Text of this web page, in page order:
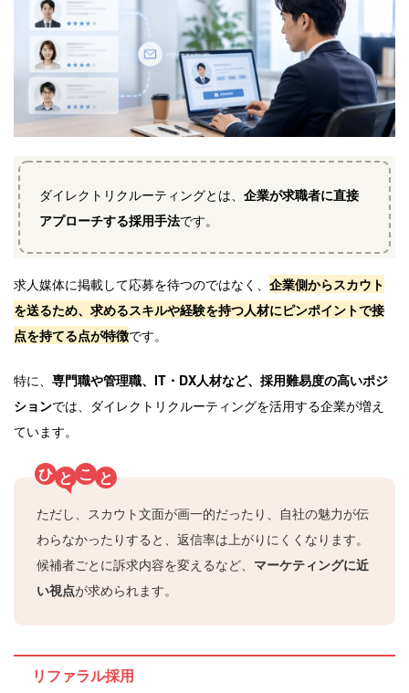
ダイレクトリクルーティングとは、 企業が求職者に直接
アプローチする採用手法です。
求人媒体に掲載して応募を待つのではなく、 企業側からスカウト
を送るため、求めるスキルや経験を持つ人材にピンポイントで接
点を持てる点が特徴です。
特に、 専門職や管理職、IT・DX人材など、採用難易度の高いポジ
ションでは、ダイレクトリクルーティングを活用する企業が増え
ています。
ひ と こ と
ただし、スカウト文面が画一的だったり、自社の魅力が伝
わらなかったりすると、返信率は上がりにくくなります。
候補者ごとに訴求内容を変えるなど、 マーケティングに近
い視点が求められます。
リファラル採用